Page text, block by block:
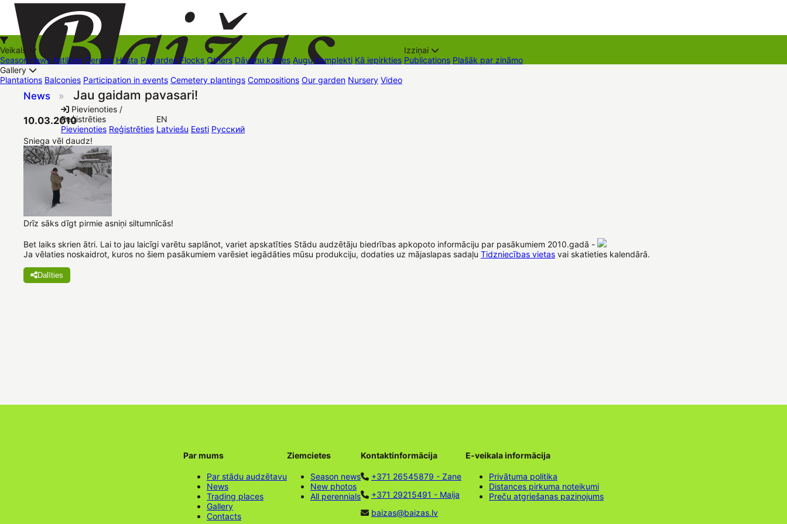
+37126545879 baizas@baizas.lv
Pievienoties /
Reģistrēties
Pievienoties Reģistrēties
EN
Latviešu Eesti Русский
Veikals
Season news Astilbes Cereals Hosta Papardes Flocks Others Dāvanu kartes Augu komplekti Kā iepirkties
Izziņai
Publications Plašāk par zināmo
Gallery
Plantations Balconies Participation in events Cemetery plantings Compositions Our garden Nursery Video
News » Jau gaidam pavasari!
10.03.2010
Sniega vēl daudz!
Drīz sāks dīgt pirmie asniņi siltumnīcās!
Bet laiks skrien ātri. Lai to jau laicīgi varētu saplānot, variet apskatīties Stādu audzētāju biedrības apkopoto informāciju par pasākumiem 2010.gadā -
Ja vēlaties noskaidrot, kuros no šiem pasākumiem varēsiet iegādāties mūsu produkciju, dodaties uz mājaslapas sadaļu Tidzniecības vietas vai skatieties kalendārā.
Dalīties
Par mums
Par stādu audzētavu
News
Trading places
Gallery
Contacts
Ziemcietes
Season news
New photos
All perennials
Kontaktinformācija
+371 26545879 - Zane
+371 29215491 - Maija
baizas@baizas.lv
E-veikala informācija
Privātuma politika
Distances pirkuma noteikumi
Preču atgriešanas paziņojums